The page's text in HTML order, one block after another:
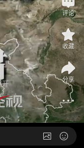
开
评论
收藏
分享